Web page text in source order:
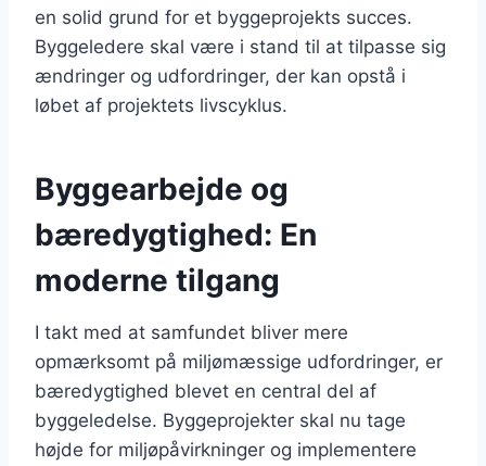
en solid grund for et byggeprojekts succes.
Byggeledere skal være i stand til at tilpasse sig
ændringer og udfordringer, der kan opstå i
løbet af projektets livscyklus.
Byggearbejde og
bæredygtighed: En
moderne tilgang
I takt med at samfundet bliver mere
opmærksomt på miljømæssige udfordringer, er
bæredygtighed blevet en central del af
byggeledelse. Byggeprojekter skal nu tage
højde for miljøpåvirkninger og implementere